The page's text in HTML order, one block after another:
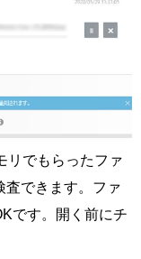
リでもらったファ
査できます。ファ
です。開く前にチ